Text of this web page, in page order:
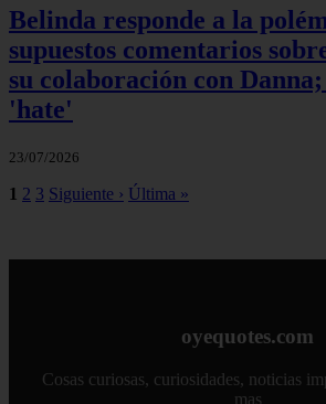
Belinda responde a la
supuestos comentarios
su colaboración con
'hate'
23/07/2026
1 2 3 Siguiente › Última »
oyequotes.com
Cosas curiosas, curiosidades, noticias
mas